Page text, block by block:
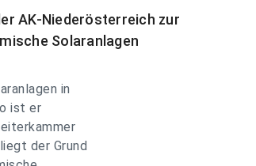
AK-Niederösterreich zur
Solaranlagen
in
ist er
der Grund